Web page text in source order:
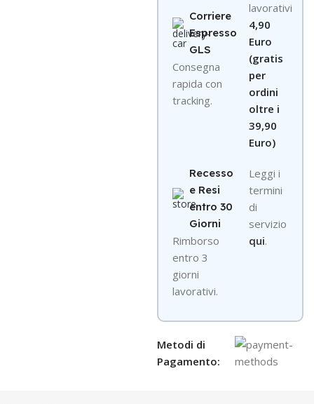
Corriere
Espresso
GLS
Consegna
rapida con
tracking.
lavorativi
4,90
Euro
(gratis
per
ordini
oltre i
39,90
Euro)
Recesso
e Resi
entro 30
Giorni
Rimborso
entro 3
giorni
lavorativi.
Leggi i
termini
di
servizio
qui.
Metodi di
Pagamento: